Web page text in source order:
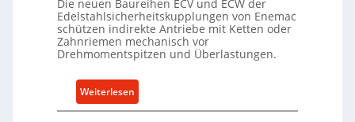
Die neuen Baureihen ECV und ECW der
Edelstahlsicherheitskupplungen von Enemac
schützen indirekte Antriebe mit Ketten oder
Zahnriemen mechanisch vor
Drehmomentspitzen und Überlastungen.
Weiterlesen
M